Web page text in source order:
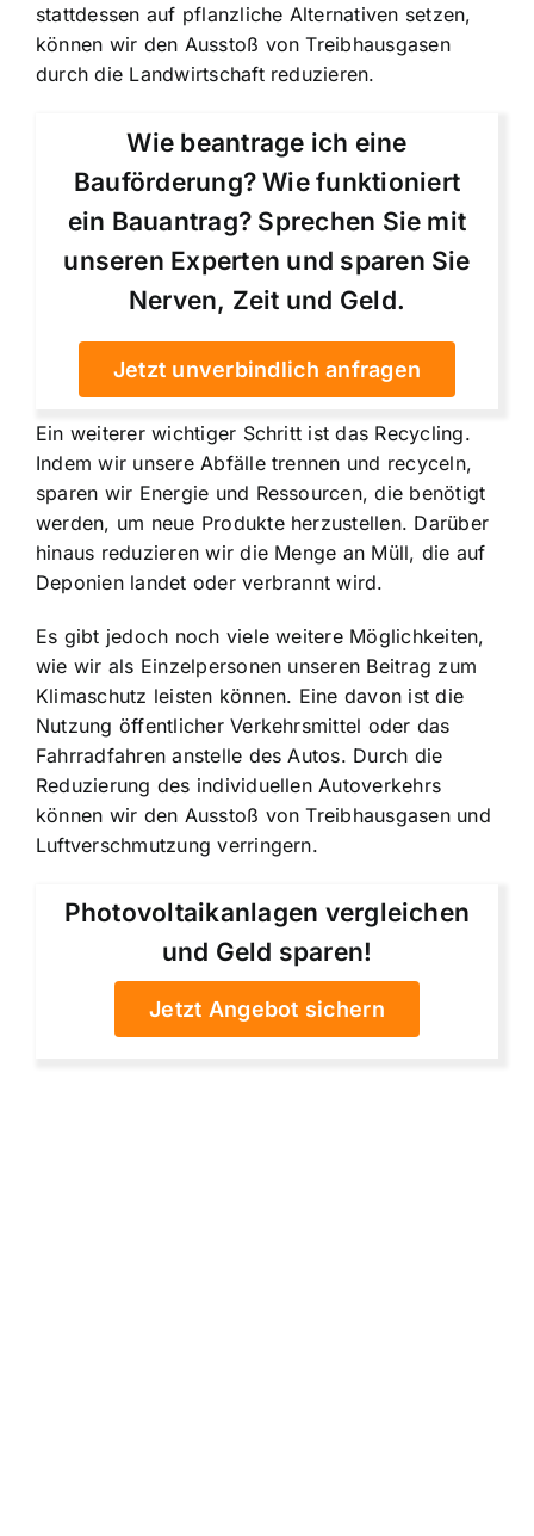
stattdessen auf pflanzliche Alternativen setzen,
können wir den Ausstoß von Treibhausgasen
durch die Landwirtschaft reduzieren.
Wie beantrage ich eine
Bauförderung? Wie funktioniert
ein Bauantrag? Sprechen Sie mit
unseren Experten und sparen Sie
Nerven, Zeit und Geld.
Jetzt unverbindlich anfragen
Ein weiterer wichtiger Schritt ist das Recycling.
Indem wir unsere Abfälle trennen und recyceln,
sparen wir Energie und Ressourcen, die benötigt
werden, um neue Produkte herzustellen. Darüber
hinaus reduzieren wir die Menge an Müll, die auf
Deponien landet oder verbrannt wird.
Es gibt jedoch noch viele weitere Möglichkeiten,
wie wir als Einzelpersonen unseren Beitrag zum
Klimaschutz leisten können. Eine davon ist die
Nutzung öffentlicher Verkehrsmittel oder das
Fahrradfahren anstelle des Autos. Durch die
Reduzierung des individuellen Autoverkehrs
können wir den Ausstoß von Treibhausgasen und
Luftverschmutzung verringern.
Photovoltaikanlagen vergleichen
und Geld sparen!
Jetzt Angebot sichern